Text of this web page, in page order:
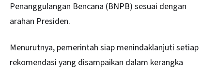
Penanggulangan Bencana (BNPB) sesuai dengan
arahan Presiden.
Menurutnya, pemerintah siap menindaklanjuti setiap
rekomendasi yang disampaikan dalam kerangka